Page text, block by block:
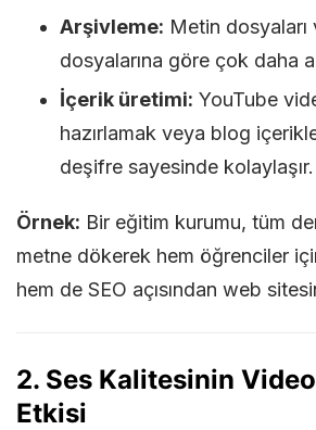
Arşivleme: Metin dosyaları
dosyalarına göre çok daha
İçerik üretimi: YouTube
hazırlamak veya blog
deşifre sayesinde kolaylaşır.
Örnek: Bir eğitim kurumu, tüm
metne dökerek hem öğrenciler
hem de SEO açısından web
2. Ses Kalitesinin
Etkisi